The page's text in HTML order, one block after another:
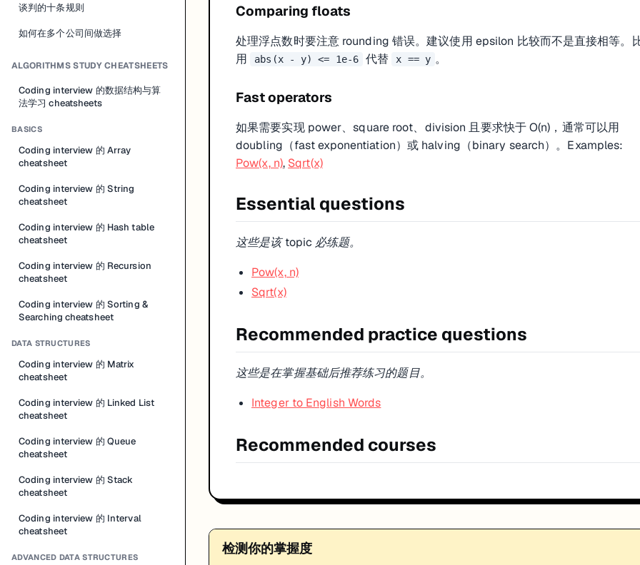
谈判的十条规则
如何在多个公司间做选择
ALGORITHMS STUDY CHEATSHEETS
Coding interview 的数据结构与算
法学习 cheatsheets
BASICS
Coding interview 的 Array
cheatsheet
Coding interview 的 String
cheatsheet
Coding interview 的 Hash table
cheatsheet
Coding interview 的 Recursion
cheatsheet
Coding interview 的 Sorting &
Searching cheatsheet
DATA STRUCTURES
Coding interview 的 Matrix
cheatsheet
Coding interview 的 Linked List
cheatsheet
Coding interview 的 Queue
cheatsheet
Coding interview 的 Stack
cheatsheet
Coding interview 的 Interval
cheatsheet
ADVANCED DATA STRUCTURES
Comparing floats
处理浮点数时要注意 rounding 错误。建议使用 epsilon 比较而不是直接相等。
用
abs(x - y) <= 1e-6 代替 x == y 。
Fast operators
如果需要实现 power、square root、division 且要求快于 O(n)，通常可以用
doubling（fast exponentiation）或 halving（binary search）。Examples:
Pow(x, n), Sqrt(x)
Essential questions
这些是该 topic 必练题。
Pow(x, n)
Sqrt(x)
Recommended practice questions
这些是在掌握基础后推荐练习的题目。
Integer to English Words
Recommended courses
检测你的掌握度